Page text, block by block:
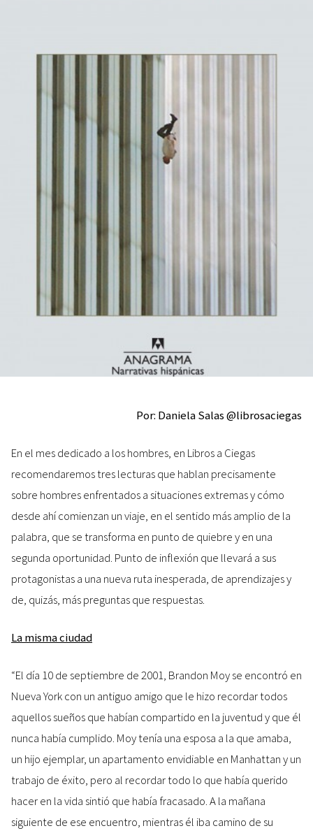
Por: Daniela Salas @librosaciegas
En el mes dedicado a los hombres, en Libros a Ciegas
recomendaremos tres lecturas que hablan precisamente
sobre hombres enfrentados a situaciones extremas y cómo
desde ahí comienzan un viaje, en el sentido más amplio de la
palabra, que se transforma en punto de quiebre y en una
segunda oportunidad. Punto de inflexión que llevará a sus
protagonistas a una nueva ruta inesperada, de aprendizajes y
de, quizás, más preguntas que respuestas.
La misma ciudad
“El día 10 de septiembre de 2001, Brandon Moy se encontró en
Nueva York con un antiguo amigo que le hizo recordar todos
aquellos sueños que habían compartido en la juventud y que él
nunca había cumplido. Moy tenía una esposa a la que amaba,
un hijo ejemplar, un apartamento envidiable en Manhattan y un
trabajo de éxito, pero al recordar todo lo que había querido
hacer en la vida sintió que había fracasado. A la mañana
siguiente de ese encuentro, mientras él iba camino de su